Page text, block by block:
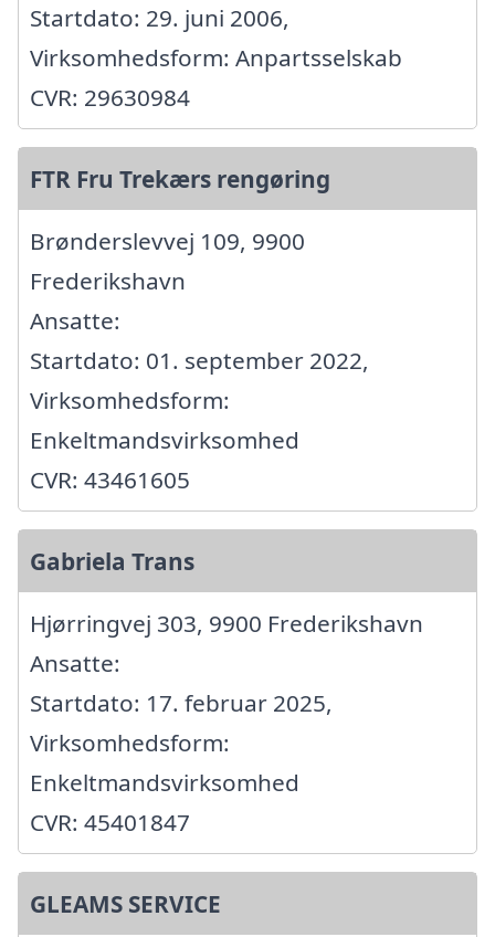
Startdato: 29. juni 2006,
Virksomhedsform: Anpartsselskab
CVR: 29630984
FTR Fru Trekærs rengøring
Brønderslevvej 109, 9900
Frederikshavn
Ansatte:
Startdato: 01. september 2022,
Virksomhedsform:
Enkeltmandsvirksomhed
CVR: 43461605
Gabriela Trans
Hjørringvej 303, 9900 Frederikshavn
Ansatte:
Startdato: 17. februar 2025,
Virksomhedsform:
Enkeltmandsvirksomhed
CVR: 45401847
GLEAMS SERVICE